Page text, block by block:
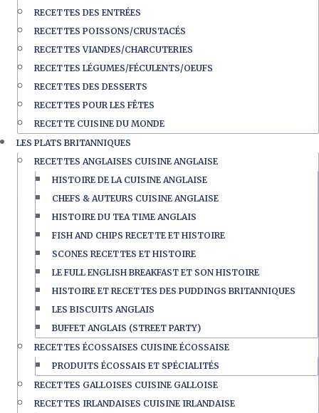
RECETTES DES ENTRÉES
RECETTES POISSONS/CRUSTACÉS
RECETTES VIANDES/CHARCUTERIES
RECETTES LÉGUMES/FÉCULENTS/OEUFS
RECETTES DES DESSERTS
RECETTES POUR LES FÊTES
RECETTE CUISINE DU MONDE
LES PLATS BRITANNIQUES
RECETTES ANGLAISES CUISINE ANGLAISE
HISTOIRE DE LA CUISINE ANGLAISE
CHEFS & AUTEURS CUISINE ANGLAISE
HISTOIRE DU TEA TIME ANGLAIS
FISH AND CHIPS RECETTE ET HISTOIRE
SCONES RECETTES ET HISTOIRE
LE FULL ENGLISH BREAKFAST ET SON HISTOIRE
HISTOIRE ET RECETTES DES PUDDINGS BRITANNIQUES
LES BISCUITS ANGLAIS
BUFFET ANGLAIS (STREET PARTY)
RECETTES ÉCOSSAISES CUISINE ÉCOSSAISE
PRODUITS ÉCOSSAIS ET SPÉCIALITÉS
RECETTES GALLOISES CUISINE GALLOISE
RECETTES IRLANDAISES CUISINE IRLANDAISE